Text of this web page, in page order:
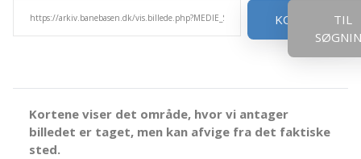
KOPIER
TIL
Kortene viser det område, hvor vi antager
billedet er taget, men kan afvige fra det faktiske
sted.